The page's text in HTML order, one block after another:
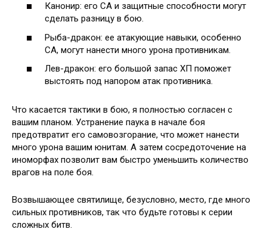
Канонир: его СА и защитные способности могут
сделать разницу в бою.
Рыба-дракон: ее атакующие навыки, особенно
СА, могут нанести много урона противникам.
Лев-дракон: его большой запас ХП поможет
выстоять под напором атак противника.
Что касается тактики в бою, я полностью согласен с
вашим планом. Устранение паука в начале боя
предотвратит его самовозгорание, что может нанести
много урона вашим юнитам. А затем сосредоточение на
иноморфах позволит вам быстро уменьшить количество
врагов на поле боя.
Возвышающее святилище, безусловно, место, где много
сильных противников, так что будьте готовы к серии
сложных битв.